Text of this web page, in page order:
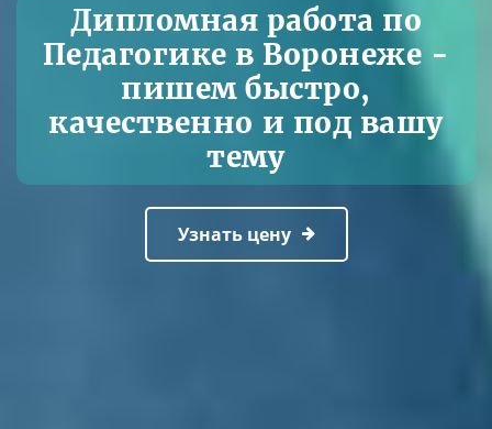
Дипломная работа по
Педагогике в Воронеже -
пишем быстро,
качественно и под вашу
тему
Узнать цену